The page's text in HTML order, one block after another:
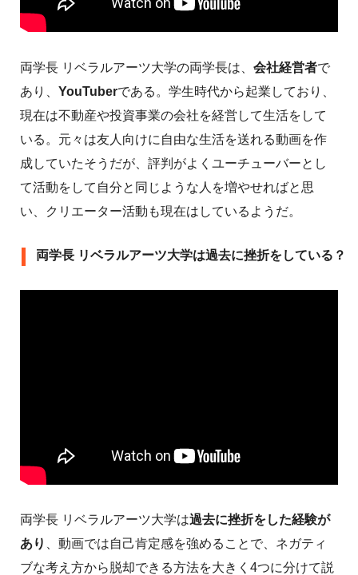
両学長 リベラルアーツ大学の両学長は、 会社経営者で
あり、 YouTuberである。学生時代から起業しており、
現在は不動産や投資事業の会社を経営して生活をして
いる。元々は友人向けに自由な生活を送れる動画を作
成していたそうだが、評判がよくユーチューバーとし
て活動をして自分と同じような人を増やせればと思
い、クリエーター活動も現在はしているようだ。
両学長 リベラルアーツ大学は過去に挫折をしている？
両学長 リベラルアーツ大学は過去に挫折をした経験が
あり
、動画では自己肯定感を強めることで、ネガティ
ブな考え方から脱却できる方法を大きく4つに分けて説